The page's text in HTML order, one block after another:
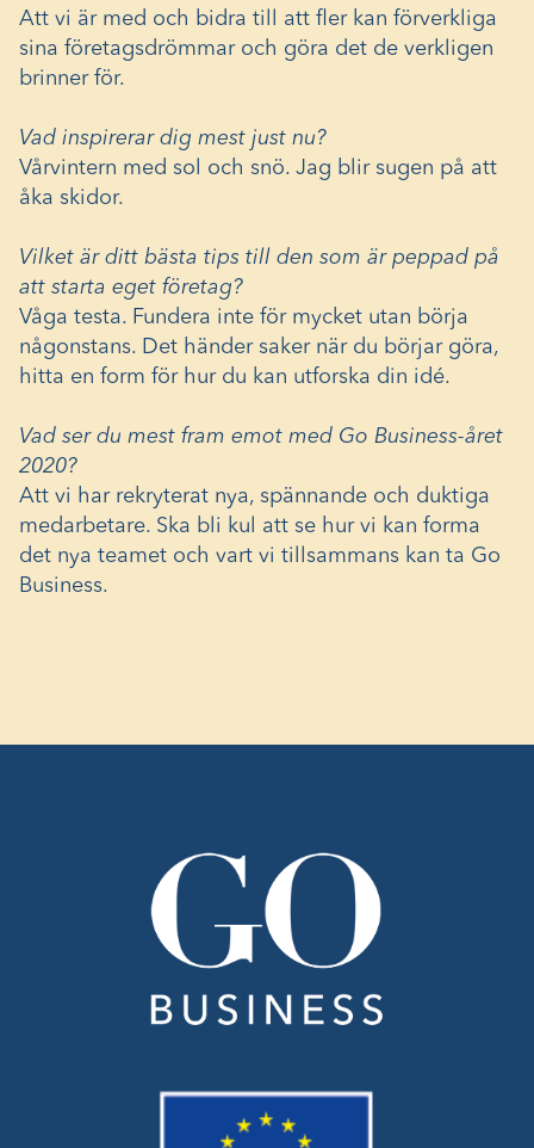
Att vi är med och bidra till att fler kan förverkliga
sina företagsdrömmar och göra det de verkligen
brinner för.
Vad inspirerar dig mest just nu?
Vårvintern med sol och snö. Jag blir sugen på att
åka skidor.
Vilket är ditt bästa tips till den som är peppad på
att starta eget företag?
Våga testa. Fundera inte för mycket utan börja
någonstans. Det händer saker när du börjar göra,
hitta en form för hur du kan utforska din idé.
Vad ser du mest fram emot med Go Business-året
2020?
Att vi har rekryterat nya, spännande och duktiga
medarbetare. Ska bli kul att se hur vi kan forma
det nya teamet och vart vi tillsammans kan ta Go
Business.